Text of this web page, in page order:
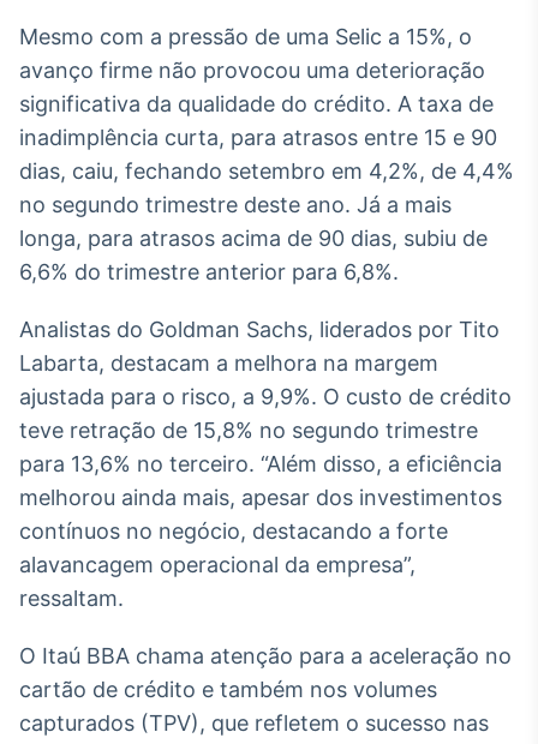
Broadcast
Wallboard
Conteúdos e
displays e telas
Curadoria
Curadoria de
noticiosos
Soluções de
Tecnologia
Broadcast
Radar
Monitoramento
inteligente de
conteúdos
A melhor
plataforma para
analisar fundos
de investimento
Mesmo com a pressão de uma Selic a 15%, o
avanço firme não provocou uma deterioração
significativa da qualidade do crédito. A taxa de
inadimplência curta, para atrasos entre 15 e 90
dias, caiu, fechando setembro em 4,2%, de 4,4%
no segundo trimestre deste ano. Já a mais
longa, para atrasos acima de 90 dias, subiu de
6,6% do trimestre anterior para 6,8%.
Analistas do Goldman Sachs, liderados por Tito
Labarta, destacam a melhora na margem
ajustada para o risco, a 9,9%. O custo de crédito
teve retração de 15,8% no segundo trimestre
para 13,6% no terceiro. “Além disso, a eficiência
melhorou ainda mais, apesar dos investimentos
contínuos no negócio, destacando a forte
alavancagem operacional da empresa”,
ressaltam.
O Itaú BBA chama atenção para a aceleração no
cartão de crédito e também nos volumes
capturados (TPV), que refletem o sucesso nas